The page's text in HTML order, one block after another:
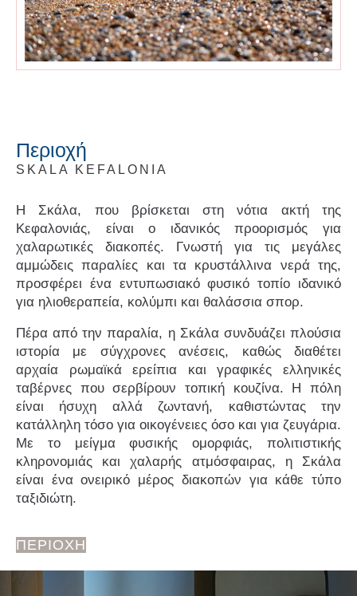
Περιοχή
SKALA KEFALONIA
Η Σκάλα, που βρίσκεται στη νότια ακτή της
Κεφαλονιάς, είναι ο ιδανικός προορισμός για
χαλαρωτικές διακοπές. Γνωστή για τις μεγάλες
αμμώδεις παραλίες και τα κρυστάλλινα νερά της,
προσφέρει ένα εντυπωσιακό φυσικό τοπίο ιδανικό
για ηλιοθεραπεία, κολύμπι και θαλάσσια σπορ.
Πέρα από την παραλία, η Σκάλα συνδυάζει πλούσια
ιστορία με σύγχρονες ανέσεις, καθώς διαθέτει
αρχαία ρωμαϊκά ερείπια και γραφικές ελληνικές
ταβέρνες που σερβίρουν τοπική κουζίνα. Η πόλη
είναι ήσυχη αλλά ζωντανή, καθιστώντας την
κατάλληλη τόσο για οικογένειες όσο και για ζευγάρια.
Με το μείγμα φυσικής ομορφιάς, πολιτιστικής
κληρονομιάς και χαλαρής ατμόσφαιρας, η Σκάλα
είναι ένα ονειρικό μέρος διακοπών για κάθε τύπο
ταξιδιώτη.
ΠΕΡΙΟΧΗ